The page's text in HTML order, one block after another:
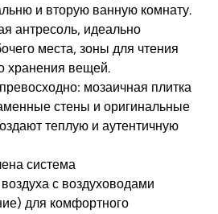
и вторую ванную комнату.
антресоль, идеально
места, зоны для чтения
хранения вещей.
мозаичная плитка
стены и оригинальные
теплую и аутентичную
​​система
с воздуховодами
для комфортного